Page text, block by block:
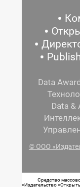
Publish
Data Award
Data &
© ООО
Средство
«Издательство